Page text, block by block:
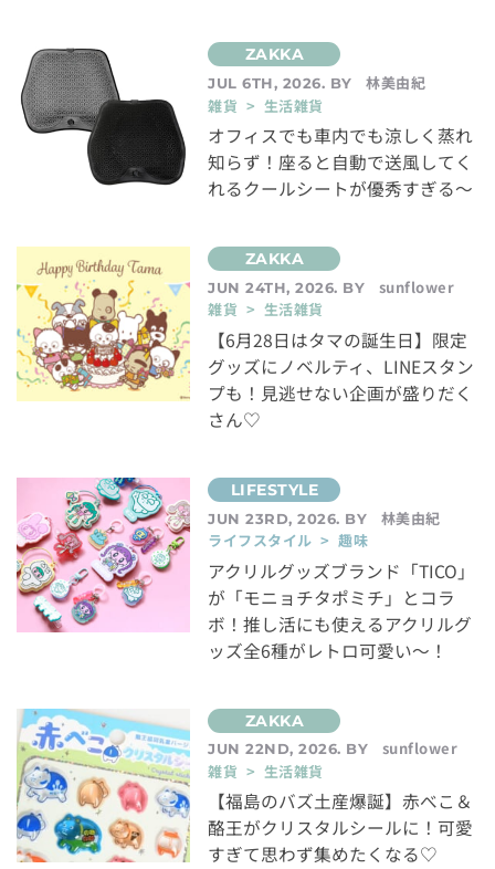
JUL 6TH, 2026. BY
林美由紀
雑貨 > 生活雑貨
オフィスでも車内でも涼しく蒸れ
知らず！座ると自動で送風してく
れるクールシートが優秀すぎる～
JUN 24TH, 2026. BY
sunflower
雑貨 > 生活雑貨
【6月28日はタマの誕生日】限定
グッズにノベルティ、LINEスタン
プも！見逃せない企画が盛りだく
さん♡
JUN 23RD, 2026. BY
林美由紀
ライフスタイル > 趣味
アクリルグッズブランド「TICO」
が「モニョチタポミチ」とコラ
ボ！推し活にも使えるアクリルグ
ッズ全6種がレトロ可愛い～！
JUN 22ND, 2026. BY
sunflower
雑貨 > 生活雑貨
【福島のバズ土産爆誕】赤べこ＆
酪王がクリスタルシールに！可愛
すぎて思わず集めたくなる♡